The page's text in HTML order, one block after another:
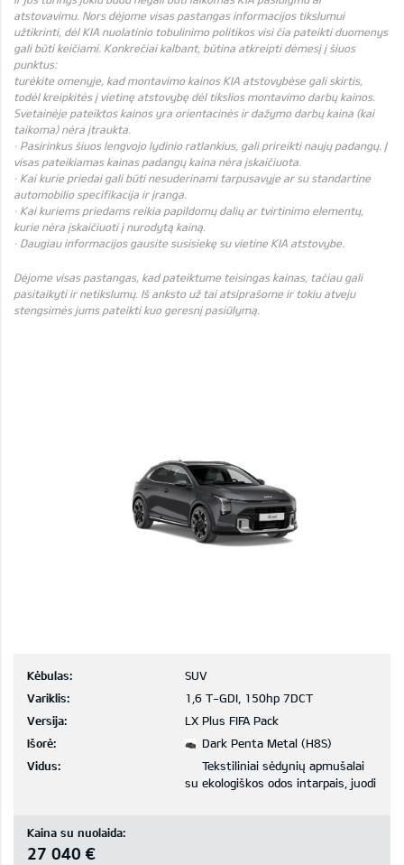
atstovavimu. Nors dėjome visas pastangas informacijos tikslumui
užtikrinti, dėl KIA nuolatinio tobulinimo politikos visi čia pateikti duomenys
gali būti keičiami. Konkrečiai kalbant, būtina atkreipti dėmesį į šiuos
punktus:
turėkite omenyje, kad montavimo kainos KIA atstovybėse gali skirtis,
todėl kreipkitės į vietinę atstovybę dėl tikslios montavimo darbų kainos.
Svetainėje pateiktos kainos yra orientacinės ir dažymo darbų kaina (kai
taikoma) nėra įtraukta.
· Pasirinkus šiuos lengvojo lydinio ratlankius, gali prireikti naujų padangų. Į
visas pateikiamas kainas padangų kaina nėra įskaičiuota.
· Kai kurie priedai gali būti nesuderinami tarpusavyje ar su standartine
automobilio specifikacija ir įranga.
· Kai kuriems priedams reikia papildomų dalių ar tvirtinimo elementų,
kurie nėra įskaičiuoti į nurodytą kainą.
· Daugiau informacijos gausite susisiekę su vietine KIA atstovybe.
Dėjome visas pastangas, kad pateiktume teisingas kainas, tačiau gali
pasitaikyti ir netikslumų. Iš anksto už tai atsiprašome ir tokiu atveju
stengsimės jums pateikti kuo geresnį pasiūlymą.
Kėbulas:
SUV
Variklis:
1,6 T-GDI, 150hp 7DCT
Versija:
LX Plus FIFA Pack
Išorė:
Dark Penta Metal (H8S)
Vidus:
Tekstiliniai sėdynių apmušalai
su ekologiškos odos intarpais, juodi
Kaina su nuolaida:
27 040 €